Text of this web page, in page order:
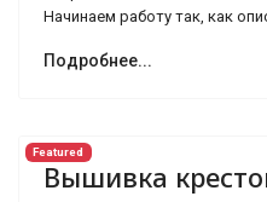
Начинаем работу так, как
Подробнее...
Featured
Вышивка